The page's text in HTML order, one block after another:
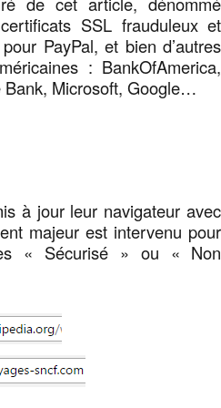
SSL frauduleux et
PayPal, et bien d’autres
: BankOfAmerica,
Bank, Microsoft, Google…
à jour leur navigateur avec
majeur est intervenu pour
« Sécurisé » ou « Non